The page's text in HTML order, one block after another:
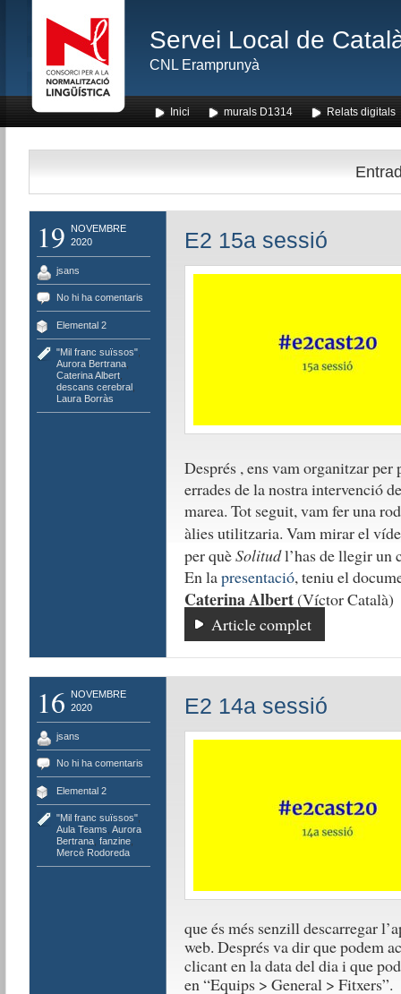
Servei Local de
CNL Eramprunyà
Inici murals D1314 Relats digitals
19
NOVEMBRE
2020
jsans
No hi ha comentaris
Elemental 2
"Mil franc suïssos",
Aurora Bertrana,
Caterina Albert,
descans cerebral,
Laura Borràs
E2 15a sessió
Després , ens vam organitzar
errades de la nostra intervenció
marea. Tot seguit, vam fer una
àlies utilitzaria. Vam mirar el
per quèSolitudl’has de llegir un
En lapresentació, teniu el
Caterina Albert(Víctor Català)
Article complet
16
NOVEMBRE
2020
jsans
No hi ha comentaris
Elemental 2
"Mil franc suïssos",
Aula Teams Aurora
Bertrana, fanzine,
Mercè Rodoreda
E2 14a sessió
que és més senzill descarregar
web. Després va dir que podem
clicant en la data del dia i que
en “Equips > General > Fitxers”.